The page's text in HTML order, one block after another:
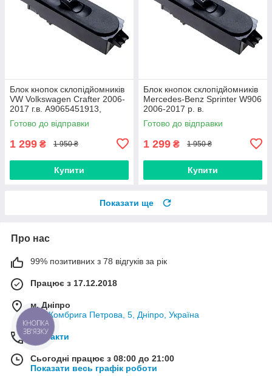
Блок кнопок склопідйомників
VW Volkswagen Crafter 2006-
2017 г.в. A9065451913,
68042382AA
Готово до відправки
1 299 ₴ 1 950 ₴
Купити
Блок кнопок склопідйомників
Mercedes-Benz Sprinter W906
2006-2017 р. в.
A9065451913, 68042382AA
Готово до відправки
1 299 ₴ 1 950 ₴
Купити
Показати ще
Про нас
99% позитивних з 78 відгуків за рік
Працює з 17.12.2018
м. Дніпро
вул. Комбрига Петрова, 5, Дніпро, Україна
Контакти
Сьогодні працює з 08:00 до 21:00
Показати весь графік роботи
КНОПКА
ЗВ'ЯЗКУ